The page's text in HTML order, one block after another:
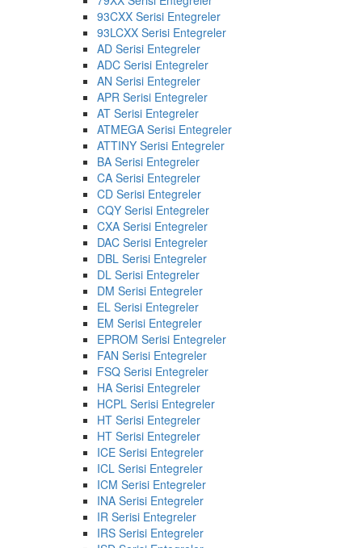
93CXX Serisi Entegreler
93LCXX Serisi Entegreler
AD Serisi Entegreler
ADC Serisi Entegreler
AN Serisi Entegreler
APR Serisi Entegreler
AT Serisi Entegreler
ATMEGA Serisi Entegreler
ATTINY Serisi Entegreler
BA Serisi Entegreler
CA Serisi Entegreler
CD Serisi Entegreler
CQY Serisi Entegreler
CXA Serisi Entegreler
DAC Serisi Entegreler
DBL Serisi Entegreler
DL Serisi Entegreler
DM Serisi Entegreler
EL Serisi Entegreler
EM Serisi Entegreler
EPROM Serisi Entegreler
FAN Serisi Entegreler
FSQ Serisi Entegreler
HA Serisi Entegreler
HCPL Serisi Entegreler
HT Serisi Entegreler
HT Serisi Entegreler
ICE Serisi Entegreler
ICL Serisi Entegreler
ICM Serisi Entegreler
INA Serisi Entegreler
IR Serisi Entegreler
IRS Serisi Entegreler